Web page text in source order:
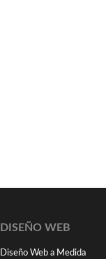
DISEÑO WEB
Diseño Web a Medida